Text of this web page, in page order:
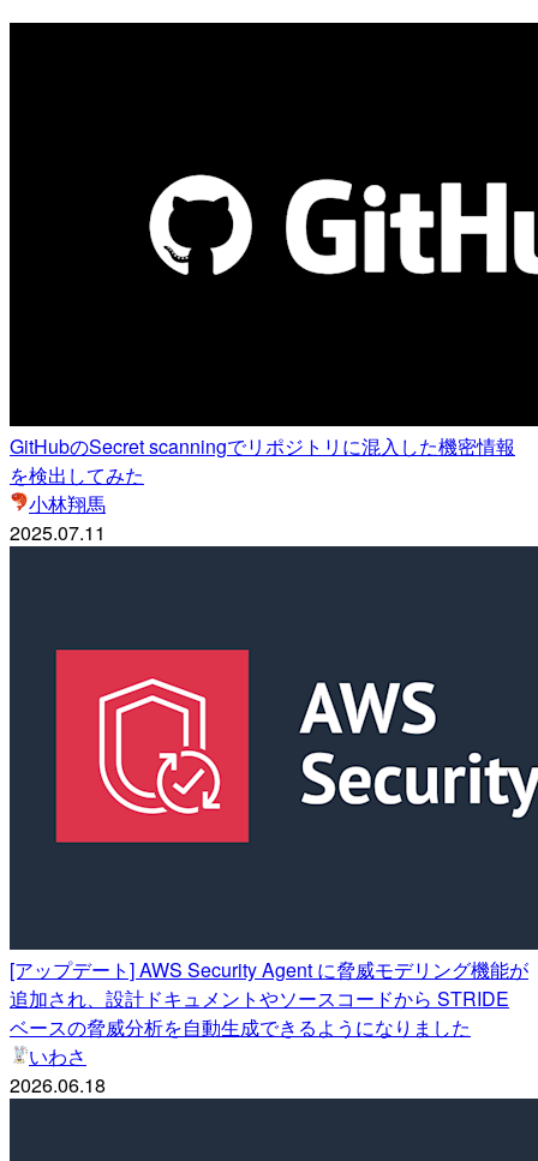
GitHubのSecret scanningでリポジトリに混入した機密情報
を検出してみた
小林翔馬
2025.07.11
[アップデート] AWS Security Agent に脅威モデリング機能が
追加され、設計ドキュメントやソースコードから STRIDE
ベースの脅威分析を自動生成できるようになりました
いわさ
2026.06.18